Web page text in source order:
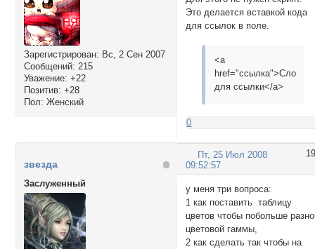
Зарегистрирован: Вс, 2 Сен 2007
Сообщений: 215
Уважение: +22
Позитив: +28
Пол: Женский
Это делается вставкой кода
для ссылок в поле.
<a
href="ссылка">Слово
для ссылки</a>
0
19
Пт, 25 Июл 2008
09:52:57
звезда
Заслуженный
у меня три вопроса:
1 как поставить таблицу
цветов чтобы побольше
цветовой гаммы,
2 как сделать так чтобы на